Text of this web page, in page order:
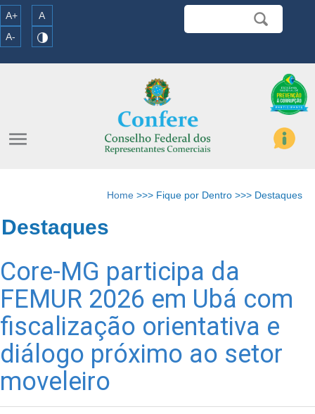
A+
A
A-
menu
Home >>> Fique por Dentro >>> Destaques
Destaques
Core-MG participa da
FEMUR 2026 em Ubá com
fiscalização orientativa e
diálogo próximo ao setor
moveleiro